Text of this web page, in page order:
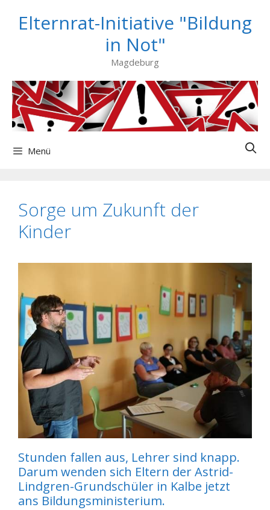
InhaltElternrat-Initiative "Bildung
in Not"
Magdeburg
Menü
Sorge um Zukunft der
Kinder
Stunden fallen aus, Lehrer sind knapp.
Darum wenden sich Eltern der Astrid-
Lindgren-Grundschüler in Kalbe jetzt
ans Bildungsministerium.